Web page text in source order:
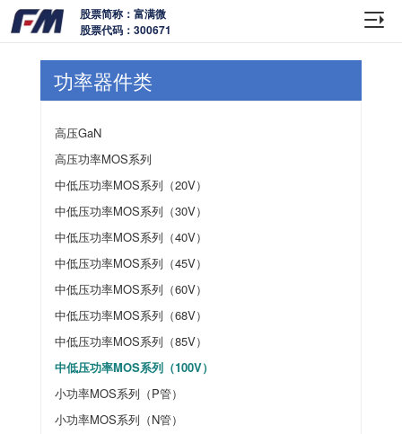
股票简称：富满微
股票代码：300671
功率器件类
高压GaN
高压功率MOS系列
中低压功率MOS系列（20V）
中低压功率MOS系列（30V）
中低压功率MOS系列（40V）
中低压功率MOS系列（45V）
中低压功率MOS系列（60V）
中低压功率MOS系列（68V）
中低压功率MOS系列（85V）
中低压功率MOS系列（100V）
小功率MOS系列（P管）
小功率MOS系列（N管）